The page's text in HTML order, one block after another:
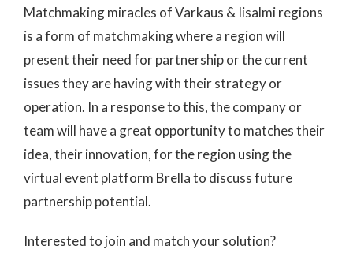
Matchmaking miracles of Varkaus & Iisalmi regions
is a form of matchmaking where a region will
present their need for partnership or the current
issues they are having with their strategy or
operation. In a response to this, the company or
team will have a great opportunity to matches their
idea, their innovation, for the region using the
virtual event platform Brella to discuss future
partnership potential.
Interested to join and match your solution?